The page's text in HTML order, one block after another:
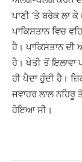
ਪਾਣੀ ‘ਤੇ ਬਰੇਕ ਲਾ
ਪਾਕਿਸਤਾਨ ਵਿਚ
ਹੈ। ਪਾਕਿਸਤਾਨ
ਹੈ। ਖੇਤੀ ਤੋਂ ਇਲਾਵਾ
ਹੀ ਪੈਦਾ ਹੁੰਦੀ ਹੈ।
ਜਵਾਹਰ ਲਾਲ ਨਹਿਰੂ
ਹੋਇਆ ਸੀ।